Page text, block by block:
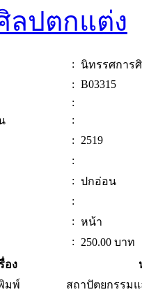
ลปตกแต่ง
:
นิทรรศการ
: B03315
:
:
: 2519
:
: ปกอ่อน
:
: หน้า
: 250.00 บาท
อง
มพ์
สถาปัตยกรรม